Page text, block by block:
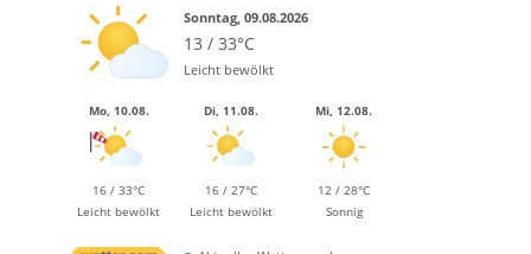
Sonntag, 09.08.2026
13 / 33°C
Leicht bewölkt
Mo, 10.08.
16 / 33°C
Leicht bewölkt
Di, 11.08.
16 / 27°C
Leicht bewölkt
Mi, 12.08.
12 / 28°C
Sonnig